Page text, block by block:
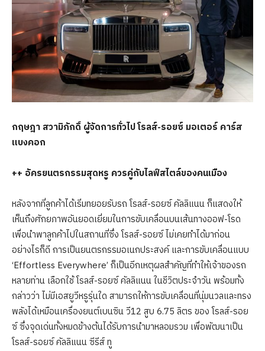
กฤษฎา สวามิภักดิ์ ผู้จัดการทั่วไป โรลส์-รอยซ์ มอเตอร์ คาร์ส
แบงคอก
++ อัครยนตรกรรมสุดหรู ควรคู่กับไลฟ์สไตล์ของคนเมือง
หลังจากที่ลูกค้าได้เริ่มทยอยรับรถ โรลส์-รอยซ์ คัลลิแนน ก็แสดงให้
เห็นถึงศักยภาพอันยอดเยี่ยมในการขับเคลื่อนบนเส้นทางออฟ-โรด
เพื่อนำพาลูกค้าไปในสถานที่ซึ่ง โรลส์-รอยซ์ ไม่เคยทำได้มาก่อน
อย่างไรก็ดี การเป็นยนตรกรรมอเนกประสงค์ และการขับเคลื่อนแบบ
‘Effortless Everywhere’ ก็เป็นอีกเหตุผลสำคัญที่ทำให้เจ้าของรถ
หลายท่าน เลือกใช้ โรลส์-รอยซ์ คัลลิแนน ในชีวิตประจำวัน พร้อมทั้ง
กล่าวว่า ไม่มีเอสยูวีหรูรุ่นใด สามารถให้การขับเคลื่อนที่นุ่มนวลและทรง
พลังได้เหมือนเครื่องยนต์เบนซิน วี12 สูบ 6.75 ลิตร ของ โรลส์-รอย
ซ์ ซึ่งจุดเด่นทั้งหมดข้างต้นได้รับการนำมาหลอมรวม เพื่อพัฒนาเป็น
โรลส์-รอยซ์ คัลลิแนน ซีรีส์ ทู